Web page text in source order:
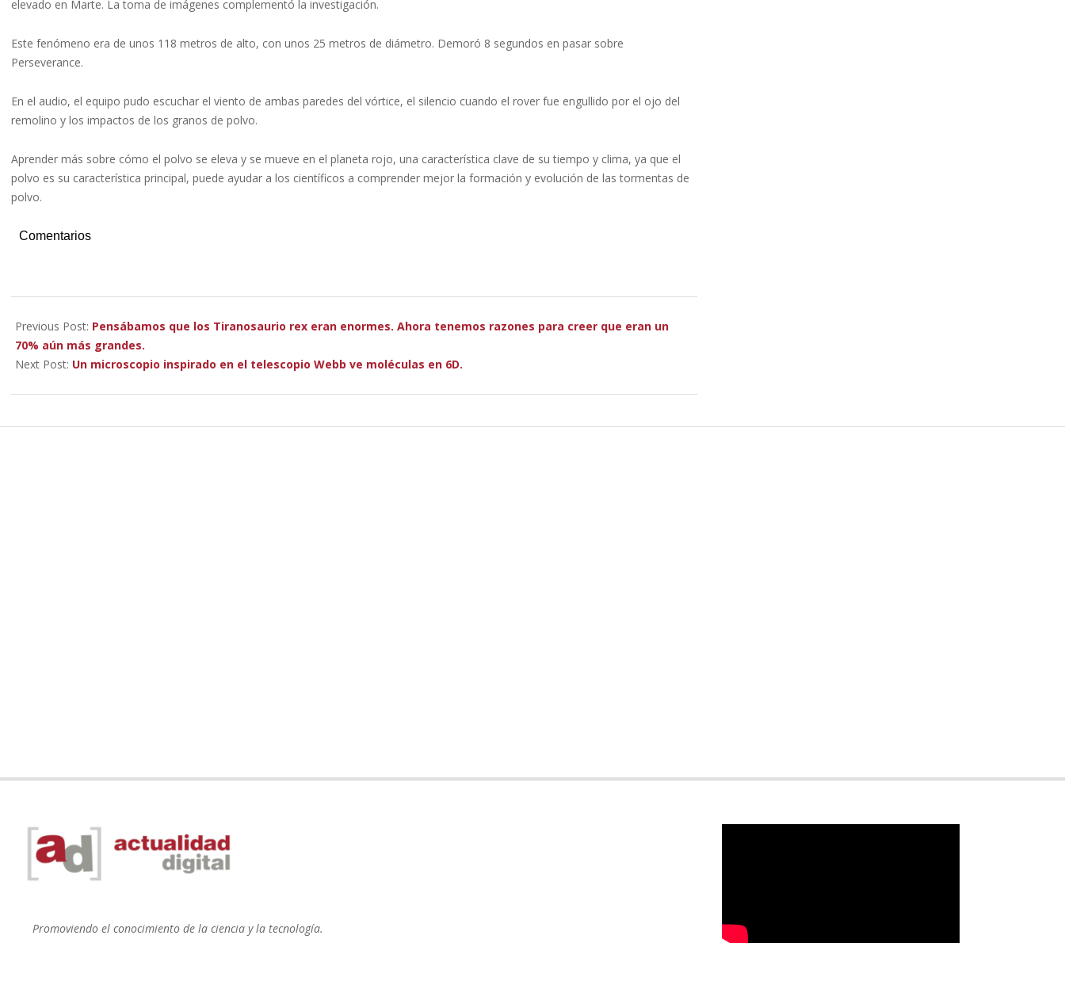
elevado en Marte. La toma de imágenes complementó la investigación.
Este fenómeno era de unos 118 metros de alto, con unos 25 metros de diámetro. Demoró 8 segundos en pasar sobre
Perseverance.
En el audio, el equipo pudo escuchar el viento de ambas paredes del vórtice, el silencio cuando el rover fue engullido por el ojo del
remolino y los impactos de los granos de polvo.
Aprender más sobre cómo el polvo se eleva y se mueve en el planeta rojo, una característica clave de su tiempo y clima, ya que el
polvo es su característica principal, puede ayudar a los científicos a comprender mejor la formación y evolución de las tormentas de
polvo.
Comentarios
12-
15
Previous Post: Pensábamos que los Tiranosaurio rex eran enormes. Ahora tenemos razones para creer que eran un
70% aún más grandes.
Next Post: Un microscopio inspirado en el telescopio Webb ve moléculas en 6D.
Promoviendo el conocimiento de la ciencia y la tecnología.